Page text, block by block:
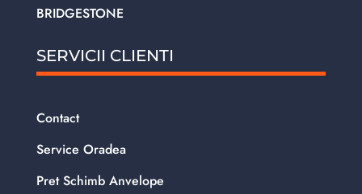
BRIDGESTONE
SERVICII CLIENTI
Contact
Service Oradea
Pret Schimb Anvelope